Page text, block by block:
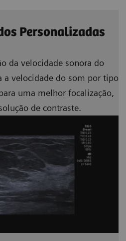
Personalizadas
da velocidade sonora do
a velocidade do som por tipo
uma melhor focalização,
de contraste.